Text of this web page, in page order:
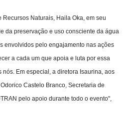
Recursos Naturais, Haila Oka, em seu
da preservação e uso consciente da água
envolvidos pelo engajamento nas ações
a cada um que apoia e luta por essa
Em especial, a diretora Isaurina, aos
Castelo Branco, Secretaria de
pelo apoio durante todo o evento",